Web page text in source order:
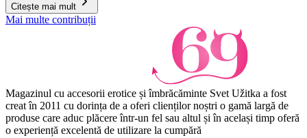
Citește mai mult
Mai multe contribuții
Magazinul cu accesorii erotice și îmbrăcăminte Svet Užitka a fost
creat în 2011 cu dorința de a oferi clienților noștri o gamă largă de
produse care aduc plăcere într-un fel sau altul și în același timp oferă
o experiență excelentă de utilizare la cumpără